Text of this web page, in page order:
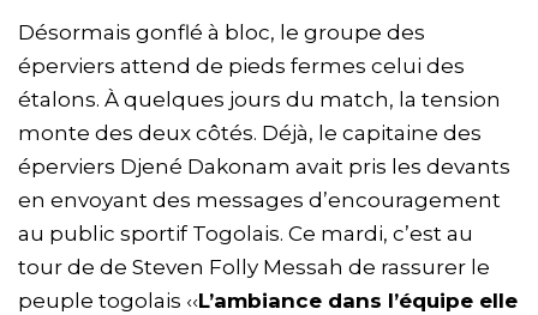
Désormais gonflé à bloc, le groupe des
éperviers attend de pieds fermes celui des
étalons. À quelques jours du match, la tension
monte des deux côtés. Déjà, le capitaine des
éperviers Djené Dakonam avait pris les devants
en envoyant des messages d’encouragement
au public sportif Togolais. Ce mardi, c’est au
tour de de Steven Folly Messah de rassurer le
peuple togolais ‹‹L’ambiance dans l’équipe elle